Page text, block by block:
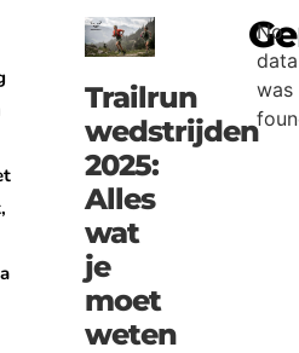
Trailrun
wedstrijden
2025:
Alles
wat
je
moet
weten
No
data
was